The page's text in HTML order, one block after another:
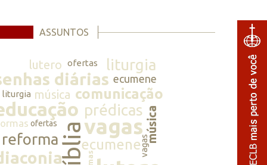
ASSUNTOS
lutero ofertas liturgia
diárias ecumene
liturgia música comunicação
prédicasmúsica
ofertasbíbliavagas
reforma ecumenevagas